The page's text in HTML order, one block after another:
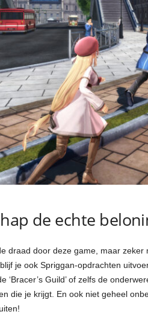
de echte
draad door deze game, maar
je ook Spriggan-opdrachten
‘Bracer’s Guild’ of zelfs de
die je krijgt. En ook niet geheel